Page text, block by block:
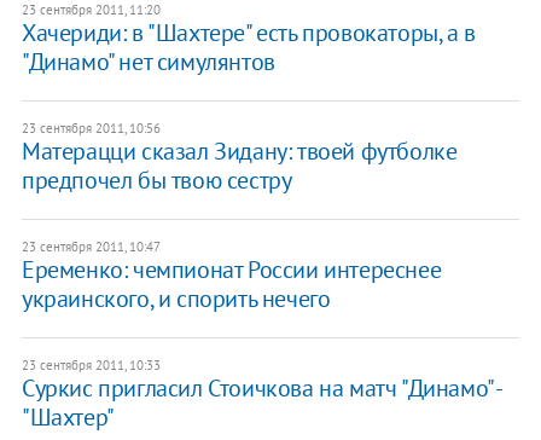
23 сентября 2011, 11:20
Хачериди: в "Шахтере" есть провокаторы, а в
"Динамо" нет симулянтов
23 сентября 2011, 10:56
Матерацци сказал Зидану: твоей футболке
предпочел бы твою сестру
23 сентября 2011, 10:47
Еременко: чемпионат России интереснее
украинского, и спорить нечего
23 сентября 2011, 10:33
Суркис пригласил Стоичкова на матч "Динамо" -
"Шахтер"